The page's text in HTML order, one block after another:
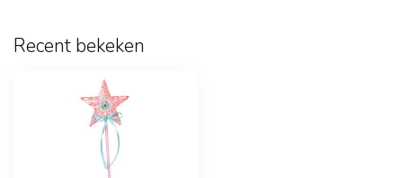
Recent bekeken